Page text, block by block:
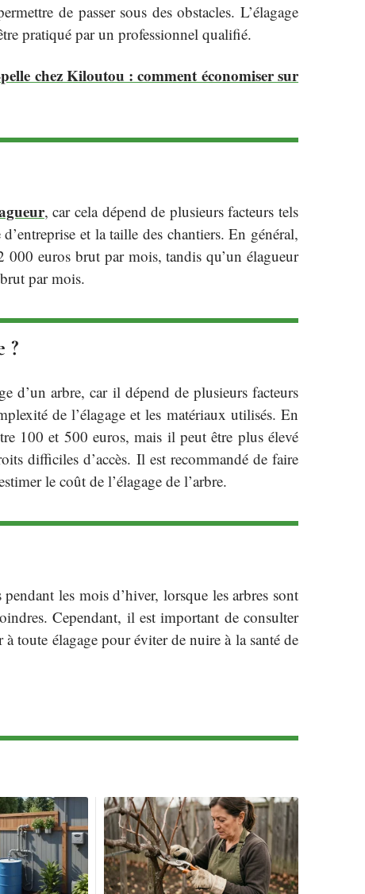
de passer sous des obstacles. L’élagage
pratiqué par un professionnel qualifié.
chez Kiloutou : comment économiser sur
, car cela dépend de plusieurs facteurs tels
et la taille des chantiers. En général,
euros brut par mois, tandis qu’un élagueur
par mois.
?
d’un arbre, car il dépend de plusieurs facteurs
de l’élagage et les matériaux utilisés. En
100 et 500 euros, mais il peut être plus élevé
difficiles d’accès. Il est recommandé de faire
le coût de l’élagage de l’arbre.
les mois d’hiver, lorsque les arbres sont
Cependant, il est important de consulter
toute élagage pour éviter de nuire à la santé de